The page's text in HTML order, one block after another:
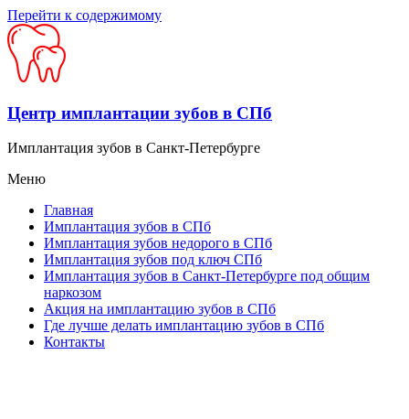
Перейти к содержимому
Центр имплантации зубов в СПб
Имплантация зубов в Санкт-Петербурге
Меню
Главная
Имплантация зубов в СПб
Имплантация зубов недорого в СПб
Имплантация зубов под ключ СПб
Имплантация зубов в Санкт-Петербурге под общим
наркозом
Акция на имплантацию зубов в СПб
Где лучше делать имплантацию зубов в СПб
Контакты